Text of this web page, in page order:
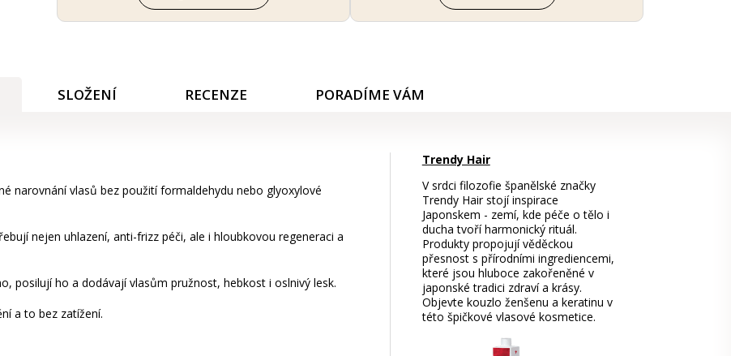
SLOŽENÍ RECENZE PORADÍME VÁM
narovnání vlasů bez použití formaldehydu nebo glyoxylové
nejen uhlazení, anti-frizz péči, ale i hloubkovou regeneraci a
posilují ho a dodávají vlasům pružnost, hebkost i oslnivý lesk.
a to bez zatížení.
Trendy Hair
V srdci filozofie španělské značky
Trendy Hair stojí inspirace
Japonskem - zemí, kde péče o tělo i
ducha tvoří harmonický rituál.
Produkty propojují věděckou
přesnost s přírodními ingrediencemi,
které jsou hluboce zakořeněné v
japonské tradici zdraví a krásy.
Objevte kouzlo ženšenu a keratinu v
této špičkové vlasové kosmetice.